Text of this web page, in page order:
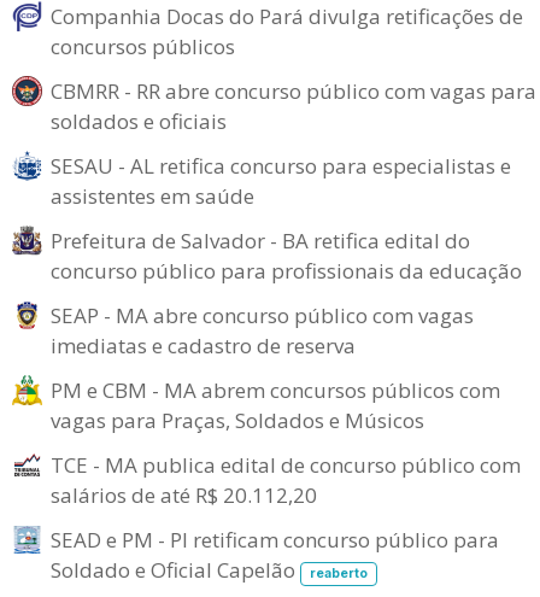
Companhia Docas do Pará divulga retificações de
concursos públicos
CBMRR - RR abre concurso público com vagas para
soldados e oficiais
SESAU - AL retifica concurso para especialistas e
assistentes em saúde
Prefeitura de Salvador - BA retifica edital do
concurso público para profissionais da educação
SEAP - MA abre concurso público com vagas
imediatas e cadastro de reserva
PM e CBM - MA abrem concursos públicos com
vagas para Praças, Soldados e Músicos
TCE - MA publica edital de concurso público com
salários de até R$ 20.112,20
SEAD e PM - PI retificam concurso público para
Soldado e Oficial Capelão
reaberto